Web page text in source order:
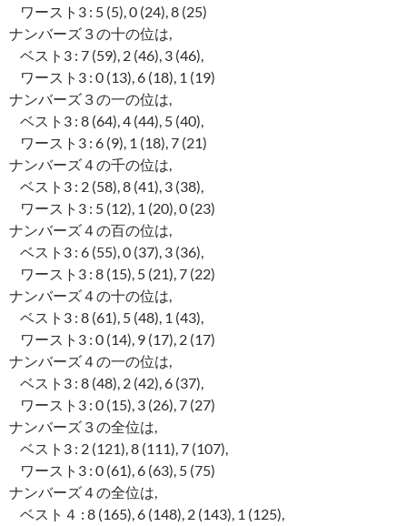
ワースト3 : 5 (5), 0 (24), 8 (25)
ナンバーズ３の十の位は,
ベスト3 : 7 (59), 2 (46), 3 (46),
ワースト3 : 0 (13), 6 (18), 1 (19)
ナンバーズ３の一の位は,
ベスト3 : 8 (64), 4 (44), 5 (40),
ワースト3 : 6 (9), 1 (18), 7 (21)
ナンバーズ４の千の位は,
ベスト3 : 2 (58), 8 (41), 3 (38),
ワースト3 : 5 (12), 1 (20), 0 (23)
ナンバーズ４の百の位は,
ベスト3 : 6 (55), 0 (37), 3 (36),
ワースト3 : 8 (15), 5 (21), 7 (22)
ナンバーズ４の十の位は,
ベスト3 : 8 (61), 5 (48), 1 (43),
ワースト3 : 0 (14), 9 (17), 2 (17)
ナンバーズ４の一の位は,
ベスト3 : 8 (48), 2 (42), 6 (37),
ワースト3 : 0 (15), 3 (26), 7 (27)
ナンバーズ３の全位は,
ベスト3 : 2 (121), 8 (111), 7 (107),
ワースト3 : 0 (61), 6 (63), 5 (75)
ナンバーズ４の全位は,
ベスト４ : 8 (165), 6 (148), 2 (143), 1 (125),